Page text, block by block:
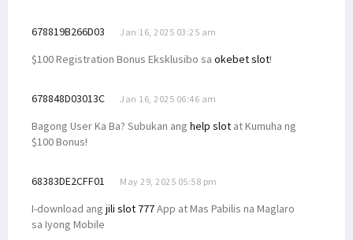
678819B266D03 Jan 16, 2025 03:25 am
$100 Registration Bonus Eksklusibo sa okebet slot!
678848D03013C Jan 16, 2025 06:46 am
Bagong User Ka Ba? Subukan ang help slot at Kumuha ng
$100 Bonus!
68383DE2CFF01 May 29, 2025 05:58 pm
I-download ang jili slot 777App at Mas Pabilis na Maglaro
sa Iyong Mobile